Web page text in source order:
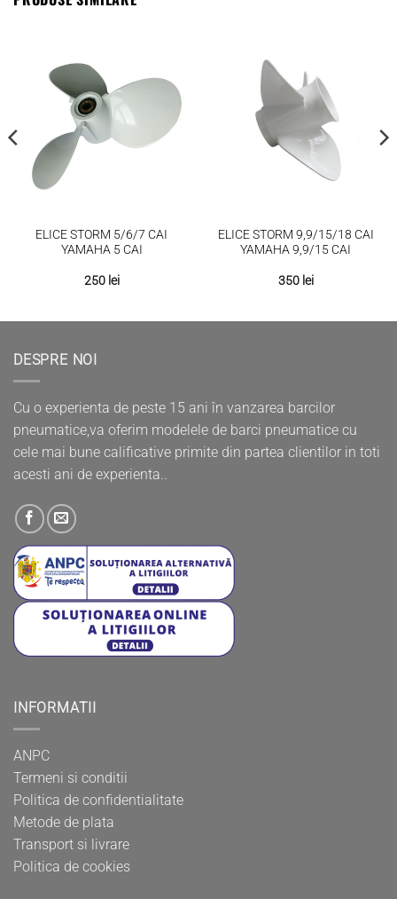
ELICE STORM 5/6/7 CAI
YAMAHA 5 CAI
250 lei
ELICE STORM 9,9/15/18 CAI
YAMAHA 9,9/15 CAI
350 lei
DESPRE NOI
Cu o experienta de peste 15 ani în vanzarea barcilor
pneumatice,va oferim modelele de barci pneumatice cu
cele mai bune calificative primite din partea clientilor in toti
acesti ani de experienta..
INFORMATII
ANPC
Termeni si conditii
Politica de confidentialitate
Metode de plata
Transport si livrare
Politica de cookies